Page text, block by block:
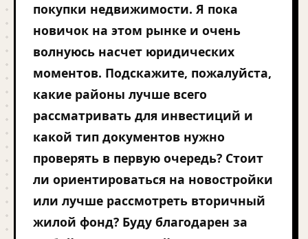
покупки недвижимости. Я пока
новичок на этом рынке и очень
волнуюсь насчет юридических
моментов. Подскажите, пожалуйста,
какие районы лучше всего
рассматривать для инвестиций и
какой тип документов нужно
проверять в первую очередь? Стоит
ли ориентироваться на новостройки
или лучше рассмотреть вторичный
жилой фонд? Буду благодарен за